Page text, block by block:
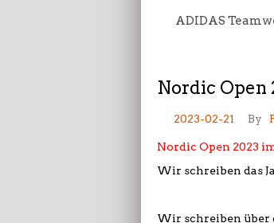
ADIDAS
Nordic Open
2023-02-21 By
Nordic Open 2023
Wir schreiben das
Wir schreiben über